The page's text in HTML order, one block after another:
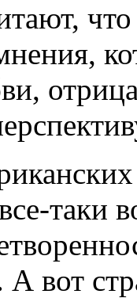
таки
А вот